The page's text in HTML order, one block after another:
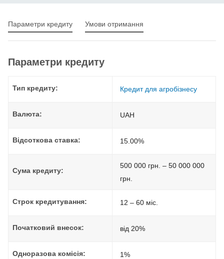
Параметри кредиту Умови отримання
Параметри кредиту
Тип кредиту: Кредит для агробізнесу
Валюта: UAH
Відсоткова ставка: 15.00%
Сума кредиту:
500 000 грн. – 50 000 000
грн.
Строк кредитування: 12 – 60 міс.
Початковий внесок: від 20%
Одноразова комісія: 1%